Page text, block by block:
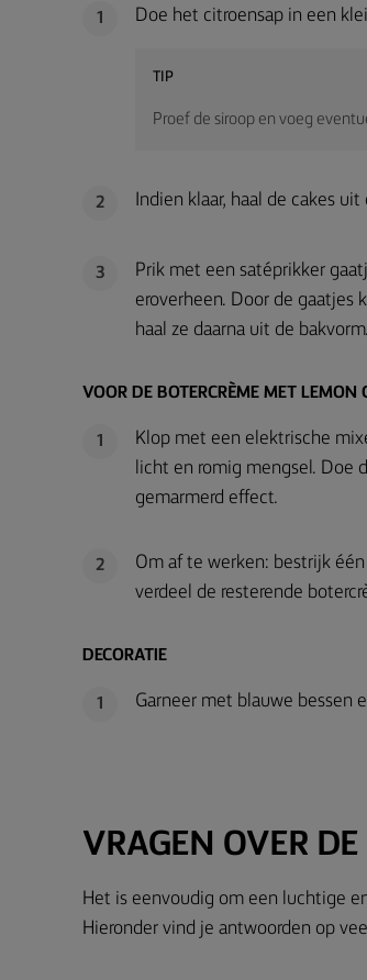
1 Doe het citroensap in een
TIP
Proef de siroop en voeg
2 Indien klaar, haal de cakes
3
Prik met een satéprikker
eroverheen. Door de gaatjes
haal ze daarna uit de bakvorm.
VOOR DE BOTERCRÈME MET LEMON
1
Klop met een elektrische
licht en romig mengsel. Doe
gemarmerd effect.
2
Om af te werken: bestrijk
verdeel de resterende
DECORATIE
1 Garneer met blauwe bessen
VRAGEN OVER
Het is eenvoudig om een luchtige
Hieronder vind je antwoorden op